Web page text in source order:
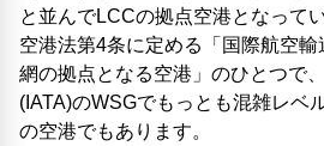
と並んでLCCの拠点空港となってい
空港法第4条に定める「国際航空
網の拠点となる空港」のひとつで
(IATA)のWSGでもっとも混雑レベ
の空港でもあります。